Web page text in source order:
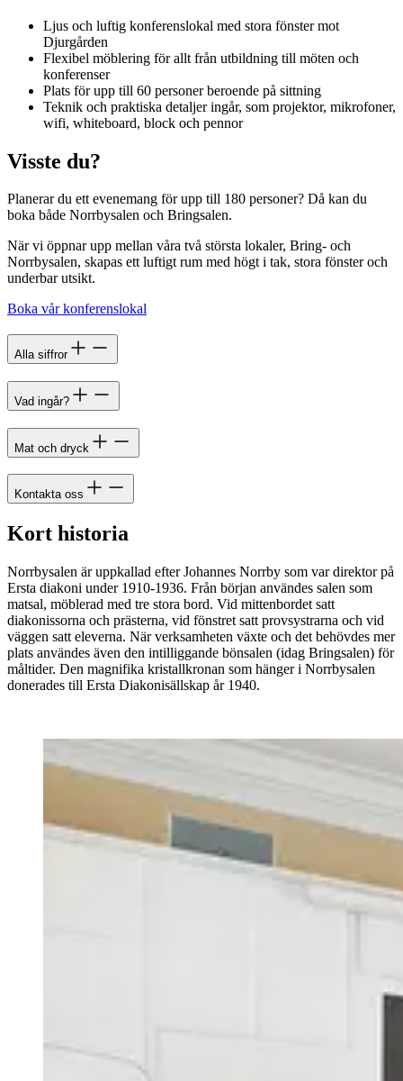
Ljus och luftig konferenslokal med stora fönster mot
Djurgården
Flexibel möblering för allt från utbildning till möten och
konferenser
Plats för upp till 60 personer beroende på sittning
Teknik och praktiska detaljer ingår, som projektor, mikrofoner,
wifi, whiteboard, block och pennor
Visste du?
Planerar du ett evenemang för upp till 180 personer? Då kan du
boka både Norrbysalen och Bringsalen.
När vi öppnar upp mellan våra två största lokaler, Bring- och
Norrbysalen, skapas ett luftigt rum med högt i tak, stora fönster och
underbar utsikt.
Boka vår konferenslokal
Alla siffror
Vad ingår?
Mat och dryck
Kontakta oss
Kort historia
Norrbysalen är uppkallad efter Johannes Norrby som var direktor på
Ersta diakoni under 1910-1936. Från början användes salen som
matsal, möblerad med tre stora bord. Vid mittenbordet satt
diakonissorna och prästerna, vid fönstret satt provsystrarna och vid
väggen satt eleverna. När verksamheten växte och det behövdes mer
plats användes även den intilliggande bönsalen (idag Bringsalen) för
måltider. Den magnifika kristallkronan som hänger i Norrbysalen
donerades till Ersta Diakonisällskap år 1940.